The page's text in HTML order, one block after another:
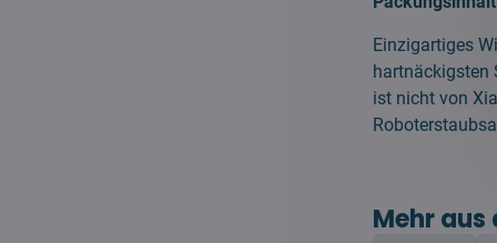
Einzigartiges
hartnäckigsten
ist nicht von
Mehr aus